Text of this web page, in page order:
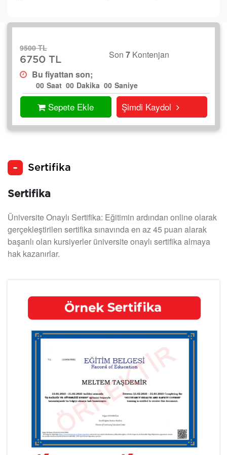
9500 TL
6750 TL
Son 7Kontenjan
Bu fiyattan son;
00 Saat 00 Dakika 00 Saniye
Sepete Ekle Şimdi Kaydol
Sertifika
Sertifika
Üniversite Onaylı Sertifika: Eğitimin ardından online olarak
gerçekleştirilen sertifika sınavında en az 45 puan alarak
başarılı olan kursiyerler üniversite onaylı sertifika almaya
hak kazanırlar.